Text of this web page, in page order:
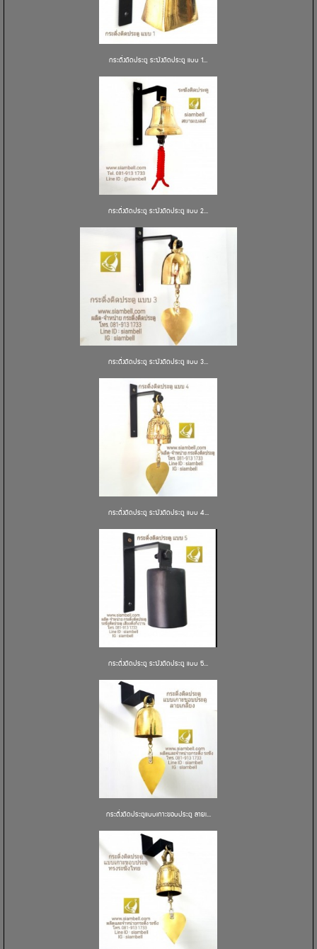
กระดิ่งติดประตู ระฆังติดประตู แบบ 1...
กระดิ่งติดประตู ระฆังติดประตู แบบ 2...
กระดิ่งติดประตู ระฆังติดประตู แบบ 3...
กระดิ่งติดประตู ระฆังติดประตู แบบ 4...
กระดิ่งติดประตู ระฆังติดประตู แบบ 5...
กระดิ่งติดประตูแบบเกาะขอบประตู ลายเ...